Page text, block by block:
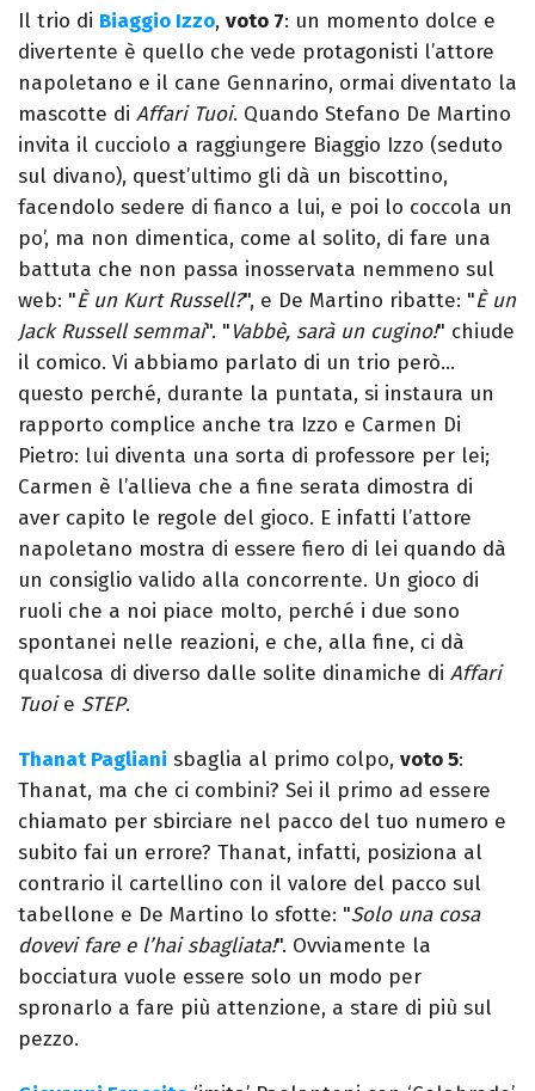
Il trio di Biaggio Izzo, voto 7: un momento dolce e
divertente è quello che vede protagonisti l’attore
napoletano e il cane Gennarino, ormai diventato la
mascotte di Affari Tuoi. Quando Stefano De Martino
invita il cucciolo a raggiungere Biaggio Izzo (seduto
sul divano), quest’ultimo gli dà un biscottino,
facendolo sedere di fianco a lui, e poi lo coccola un
po’, ma non dimentica, come al solito, di fare una
battuta che non passa inosservata nemmeno sul
web: "È un Kurt Russell?", e De Martino ribatte: "È un
Jack Russell semmai". "Vabbè, sarà un cugino!" chiude
il comico. Vi abbiamo parlato di un trio però…
questo perché, durante la puntata, si instaura un
rapporto complice anche tra Izzo e Carmen Di
Pietro: lui diventa una sorta di professore per lei;
Carmen è l’allieva che a fine serata dimostra di
aver capito le regole del gioco. E infatti l’attore
napoletano mostra di essere fiero di lei quando dà
un consiglio valido alla concorrente. Un gioco di
ruoli che a noi piace molto, perché i due sono
spontanei nelle reazioni, e che, alla fine, ci dà
qualcosa di diverso dalle solite dinamiche di Affari
Tuoie STEP.
Thanat Pagliani sbaglia al primo colpo, voto 5:
Thanat, ma che ci combini? Sei il primo ad essere
chiamato per sbirciare nel pacco del tuo numero e
subito fai un errore? Thanat, infatti, posiziona al
contrario il cartellino con il valore del pacco sul
tabellone e De Martino lo sfotte: "Solo una cosa
dovevi fare e l’hai sbagliata!". Ovviamente la
bocciatura vuole essere solo un modo per
spronarlo a fare più attenzione, a stare di più sul
pezzo.